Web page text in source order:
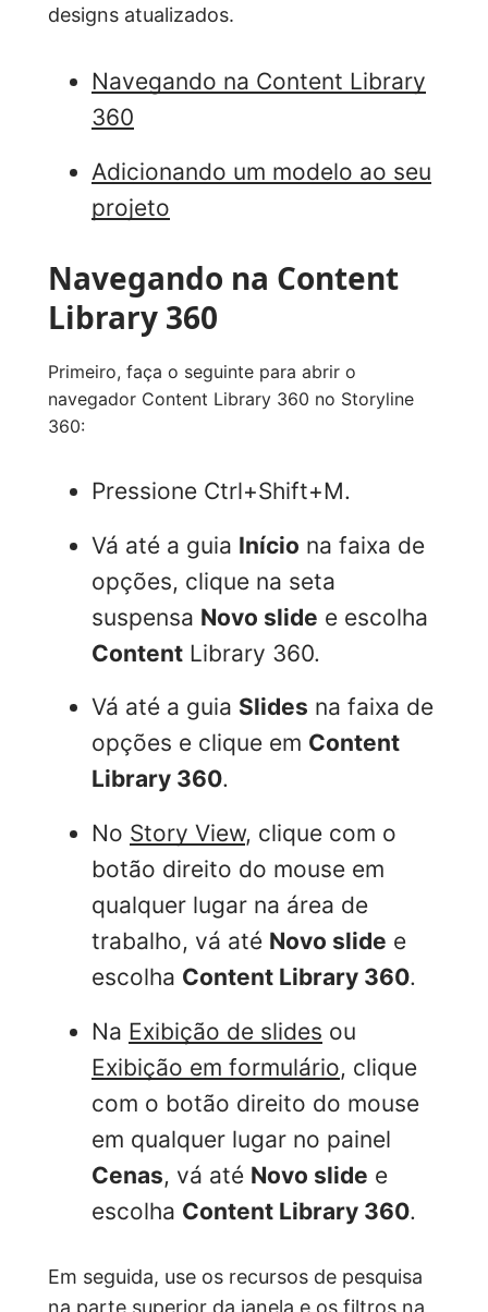
designs atualizados.
Navegando na Content Library
360
Adicionando um modelo ao seu
projeto
Navegando na Content
Library 360
Primeiro, faça o seguinte para abrir o
navegador Content Library 360 no Storyline
360:
Pressione Ctrl+Shift+M.
Vá até a guia Início na faixa de
opções, clique na seta
suspensa Novo slide e escolha
Content Library 360.
Vá até a guia Slides na faixa de
opções e clique em Content
Library 360.
No Story View, clique com o
botão direito do mouse em
qualquer lugar na área de
trabalho, vá até Novo slide e
escolha Content Library 360.
Na Exibição de slides ou
Exibição em formulário, clique
com o botão direito do mouse
em qualquer lugar no painel
Cenas, vá até Novo slide e
escolha Content Library 360.
Em seguida, use os recursos de pesquisa
na parte superior da janela e os filtros na